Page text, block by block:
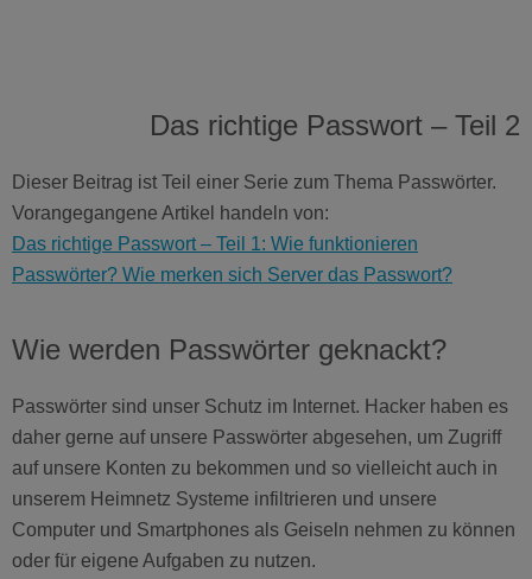
Das richtige Passwort – Teil 2
Dieser Beitrag ist Teil einer Serie zum Thema Passwörter.
Vorangegangene Artikel handeln von:
Das richtige Passwort – Teil 1: Wie funktionieren
Passwörter? Wie merken sich Server das Passwort?
Wie werden Passwörter geknackt?
Passwörter sind unser Schutz im Internet. Hacker haben es
daher gerne auf unsere Passwörter abgesehen, um Zugriff
auf unsere Konten zu bekommen und so vielleicht auch in
unserem Heimnetz Systeme infiltrieren und unsere
Computer und Smartphones als Geiseln nehmen zu können
oder für eigene Aufgaben zu nutzen.